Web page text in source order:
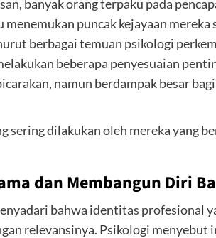
banyak orang terpaku pada
puncak kejayaan mereka
berbagai temuan psikologi
beberapa penyesuaian
namun berdampak besar
sering dilakukan oleh mereka yang
dan Membangun Diri
bahwa identitas profesional
relevansinya. Psikologi menyebut